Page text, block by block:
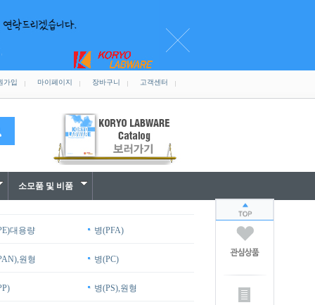
가입 마이페이지 장바구니 고객센터
소모품 및 비품
대용량 병(PFA)
원형 병(PC)
병(PS),원형